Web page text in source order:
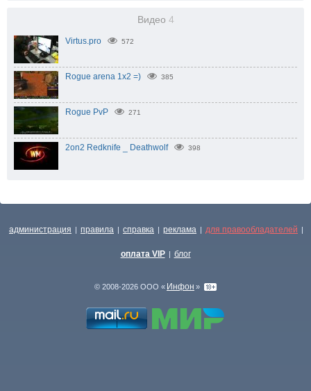
Видео 4
Virtus.pro 572
Rogue arena 1x2 =) 385
Rogue PvP 271
2on2 Redknife _ Deathwolf 398
администрация | правила | справка | реклама | для правообладателей |
оплата VIP | блог
© 2008-2026 ООО « Инфон »